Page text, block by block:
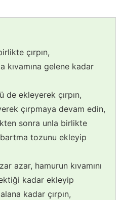
çırpın,
kıvamına gelene kadar
de ekleyerek çırpın,
çırpmaya devam edin,
sonra unla birlikte
tozunu ekleyip
azar, hamurun kıvamını
kadar ekleyip
kadar çırpın,